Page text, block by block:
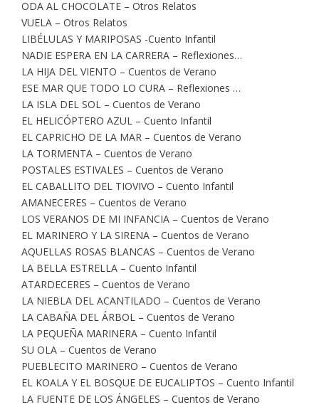
ODA AL CHOCOLATE – Otros Relatos
VUELA – Otros Relatos
LIBÉLULAS Y MARIPOSAS -Cuento Infantil
NADIE ESPERA EN LA CARRERA – Reflexiones…
LA HIJA DEL VIENTO – Cuentos de Verano
ESE MAR QUE TODO LO CURA – Reflexiones …
LA ISLA DEL SOL – Cuentos de Verano
EL HELICÓPTERO AZUL – Cuento Infantil
EL CAPRICHO DE LA MAR – Cuentos de Verano
LA TORMENTA – Cuentos de Verano
POSTALES ESTIVALES – Cuentos de Verano
EL CABALLITO DEL TIOVIVO – Cuento Infantil
AMANECERES – Cuentos de Verano
LOS VERANOS DE MI INFANCIA – Cuentos de Verano
EL MARINERO Y LA SIRENA – Cuentos de Verano
AQUELLAS ROSAS BLANCAS – Cuentos de Verano
LA BELLA ESTRELLA – Cuento Infantil
ATARDECERES – Cuentos de Verano
LA NIEBLA DEL ACANTILADO – Cuentos de Verano
LA CABAÑA DEL ÁRBOL – Cuentos de Verano
LA PEQUEÑA MARINERA – Cuento Infantil
SU OLA – Cuentos de Verano
PUEBLECITO MARINERO – Cuentos de Verano
EL KOALA Y EL BOSQUE DE EUCALIPTOS – Cuento Infantil
LA FUENTE DE LOS ÁNGELES – Cuentos de Verano